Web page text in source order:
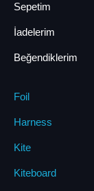
Sepetim
İadelerim
Beğendiklerim
Foil
Harness
Kite
Kiteboard